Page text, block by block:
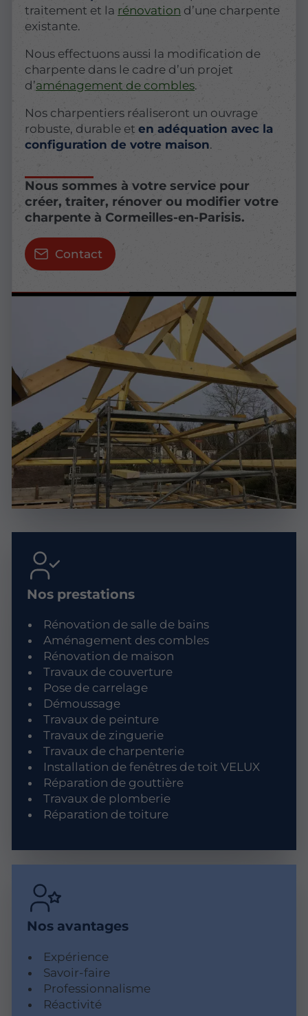
traitement et la rénovation d’une charpente
existante.
Nous effectuons aussi la modification de
charpente dans le cadre d’un projet
d’aménagement de combles.
Nos charpentiers réaliseront un ouvrage
robuste, durable eten adéquation avec la
configuration de votre maison.
Nous sommes à votre service pour
créer, traiter, rénover ou modifier votre
charpente à Cormeilles-en-Parisis.
Contact
Nos prestations
Rénovation de salle de bains
Aménagement des combles
Rénovation de maison
Travaux de couverture
Pose de carrelage
Démoussage
Travaux de peinture
Travaux de zinguerie
Travaux de charpenterie
Installation de fenêtres de toit VELUX
Réparation de gouttière
Travaux de plomberie
Réparation de toiture
Nos avantages
Expérience
Savoir-faire
Professionnalisme
Réactivité